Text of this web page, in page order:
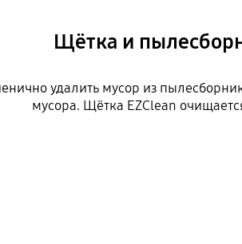
Щётка и
удалить мусор из
мусора. Щётка EZClean